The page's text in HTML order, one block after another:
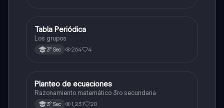
Química
Tabla Periódica
Los grupos
3° Sec 264 4
Matemáticas
Planteo de ecuaciones
Razonamiento matemático 3ro secundaria
3° Sec 1,231 20